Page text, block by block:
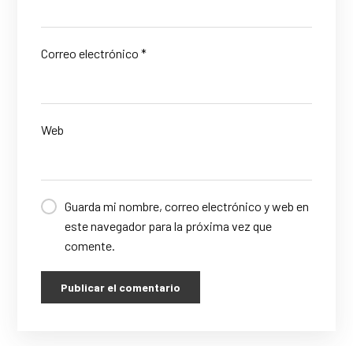
Correo electrónico*
Web
Guarda mi nombre, correo electrónico y web en
este navegador para la próxima vez que
comente.
Publicar el comentario